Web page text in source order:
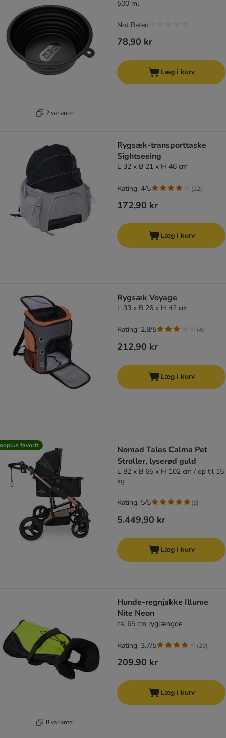
2 varianter
500 ml
78,90 kr
Not Rated
Læg i kurv
Rygsæk-transporttaske
Sightseeing
L 32 x B 21 x H 46 cm
172,90 kr
Rating: 4/5 (22)
Læg i kurv
Rygsæk Voyage
L 33 x B 26 x H 42 cm
212,90 kr
Rating: 2.8/5 (4)
Læg i kurv
favorit
Nomad Tales Calma Pet
Stroller, lyserød guld
L 82 x B 65 x H 102 cm / op til 15
kg
5.449,90 kr
Rating: 5/5 (3)
Læg i kurv
8 varianter
Hunde-regnjakke Illume
Nite Neon
ca. 65 cm ryglængde
209,90 kr
Rating: 3.7/5 (29)
Læg i kurv